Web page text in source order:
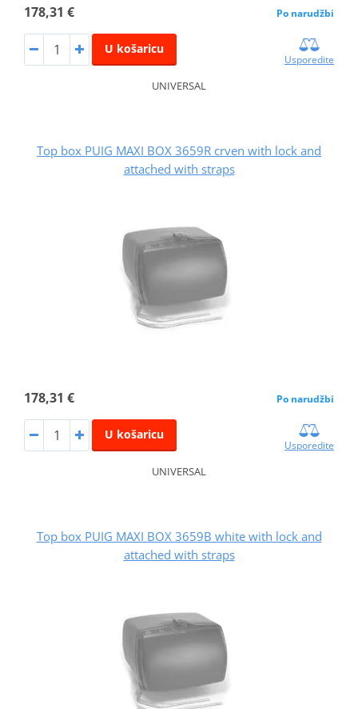
178,31 € Po narudžbi
U košaricu
Usporedite
UNIVERSAL
Top box PUIG MAXI BOX 3659R crven with lock and
attached with straps
178,31 € Po narudžbi
U košaricu
Usporedite
UNIVERSAL
Top box PUIG MAXI BOX 3659B white with lock and
attached with straps